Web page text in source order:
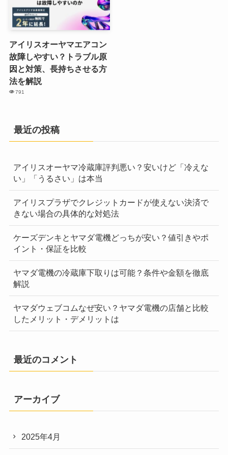
アイリスオーヤマエアコン
故障しやすい？トラブル原
因と対策、長持ちさせる方
法を解説
791
最近の投稿
アイリスオーヤマ冷蔵庫評判悪い？安いけど「冷えな
い」「うるさい」は本当
アイリスプラザでクレジットカードが使えない決済で
きない場合の具体的な対処法
ケーズデンキとヤマダ電機どっちが安い？値引きやポ
イント・保証を比較
ヤマダ電機の冷蔵庫下取りは可能？条件や金額を徹底
解説
ヤマダウェブコムなぜ安い？ヤマダ電機の店舗と比較
したメリット・デメリットは
最近のコメント
アーカイブ
2025年4月